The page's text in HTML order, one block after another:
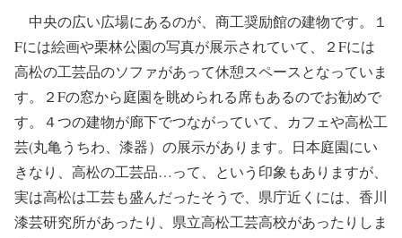
中央の広い広場にあるのが、商工奨励館の建物です。１
Fには絵画や栗林公園の写真が展示されていて、２Fには
高松の工芸品のソファがあって休憩スペースとなっていま
す。２Fの窓から庭園を眺められる席もあるのでお勧めで
す。４つの建物が廊下でつながっていて、カフェや高松工
芸(丸亀うちわ、漆器）の展示があります。日本庭園にい
きなり、高松の工芸品…って、という印象もありますが、
実は高松は工芸も盛んだったそうで、県庁近くには、香川
漆芸研究所があったり、県立高松工芸高校があったりしま